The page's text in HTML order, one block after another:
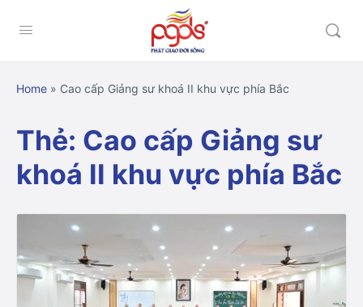
Home » Cao cấp Giảng sư khoá II khu vực phía Bắc
Thẻ: Cao cấp Giảng sư
khoá II khu vực phía Bắc